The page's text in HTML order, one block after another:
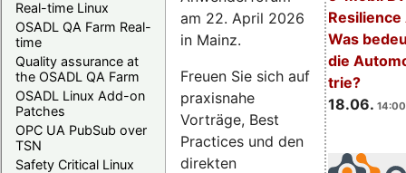
Real-time Linux
OSADL QA Farm Real-
time
Quality assurance at
the OSADL QA Farm
OSADL Linux Add-on
Patches
OPC UA PubSub over
TSN
Safety Critical Linux
Resilience
Was
die
trie?
18.06.
am 22. April 2026
in Mainz.
Freuen Sie sich auf
praxisnahe
Vorträge, Best
Practices und den
direkten